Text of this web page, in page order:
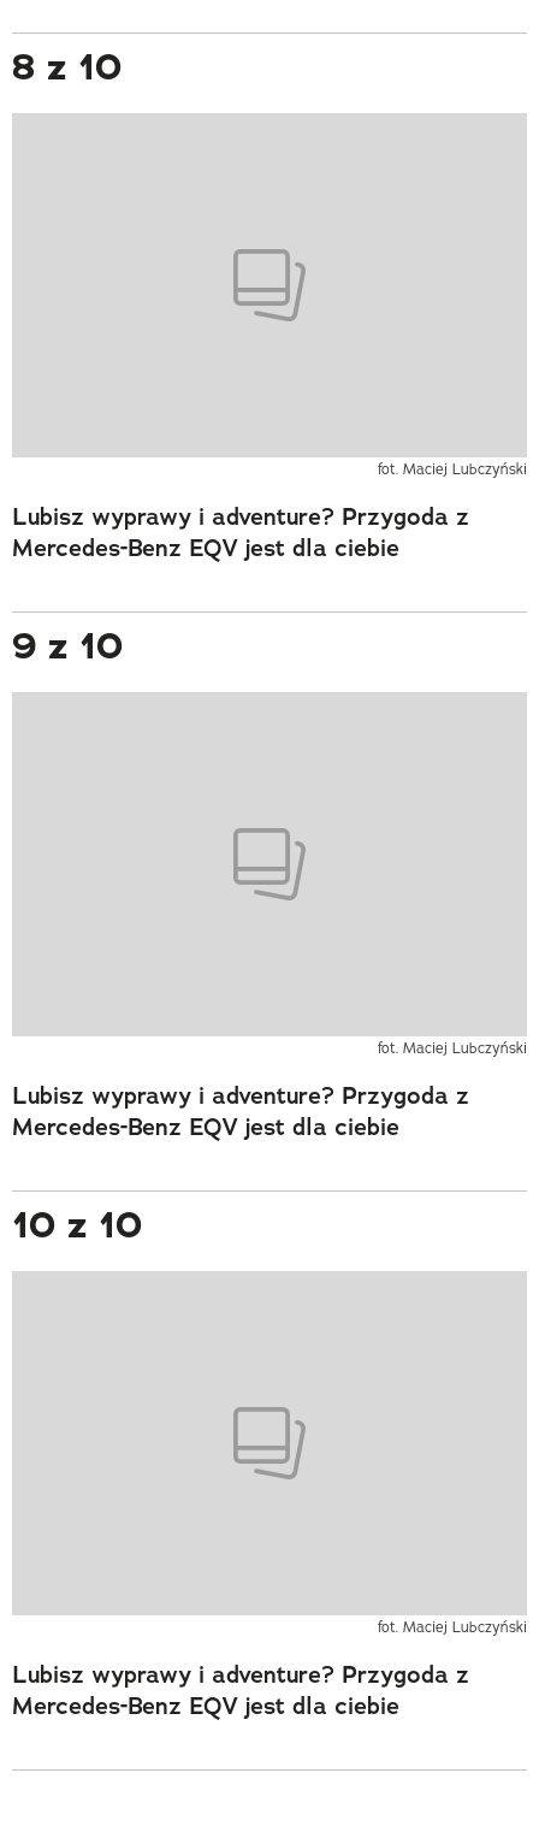
8 z 10
fot. Maciej Lubczyński
Lubisz wyprawy i adventure? Przygoda z
Mercedes-Benz EQV jest dla ciebie
9 z 10
fot. Maciej Lubczyński
Lubisz wyprawy i adventure? Przygoda z
Mercedes-Benz EQV jest dla ciebie
10 z 10
fot. Maciej Lubczyński
Lubisz wyprawy i adventure? Przygoda z
Mercedes-Benz EQV jest dla ciebie